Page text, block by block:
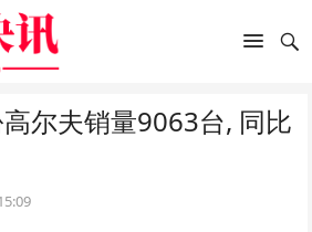
尔夫销量9063台, 同比